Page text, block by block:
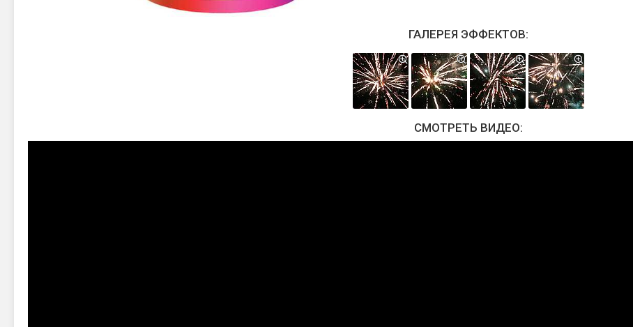
Сигнальная пиротехника
Фестивальные шары
ГАЛЕРЕЯ ЭФФЕКТОВ:
СМОТРЕТЬ ВИДЕО: